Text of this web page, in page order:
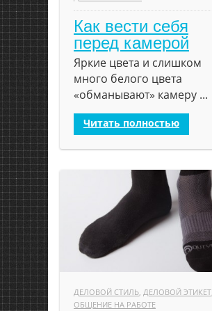
Как вести себя
перед камерой
Яркие цвета и слишком
много белого цвета
«обманывают» камеру ...
Читать полностью
ДЕЛОВОЙ СТИЛЬ ДЕЛОВОЙ ЭТИКЕТ
ОБЩЕНИЕ НА РАБОТЕ